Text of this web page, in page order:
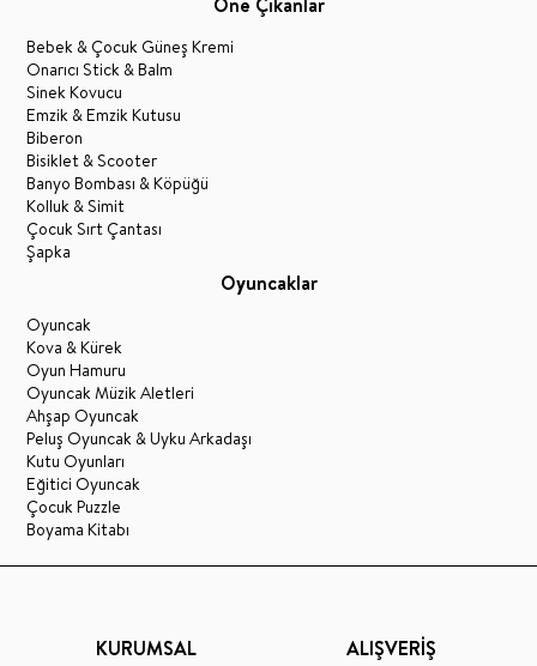
Bebek & Çocuk Güneş Kremi
Onarıcı Stick & Balm
Sinek Kovucu
Emzik & Emzik Kutusu
Biberon
Bisiklet & Scooter
Banyo Bombası & Köpüğü
Kolluk & Simit
Çocuk Sırt Çantası
Şapka
Oyuncaklar
Oyuncak
Kova & Kürek
Oyun Hamuru
Oyuncak Müzik Aletleri
Ahşap Oyuncak
Peluş Oyuncak & Uyku Arkadaşı
Kutu Oyunları
Eğitici Oyuncak
Çocuk Puzzle
Boyama Kitabı
KURUMSAL ALIŞVERİŞ